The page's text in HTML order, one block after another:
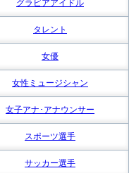
グラビアアイドル
タレント
女優
女性ミュージシャン
女子アナ･アナウンサー
スポーツ選手
サッカー選手